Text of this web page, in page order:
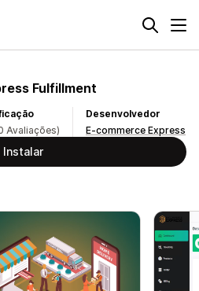
Fulfillment
Avaliações)
Desenvolvedor
E-commerce Express
Instalar